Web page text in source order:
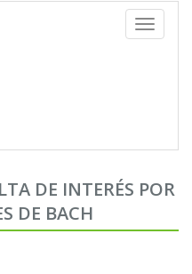
Toggle
DE INTERÉS POR
DE BACH